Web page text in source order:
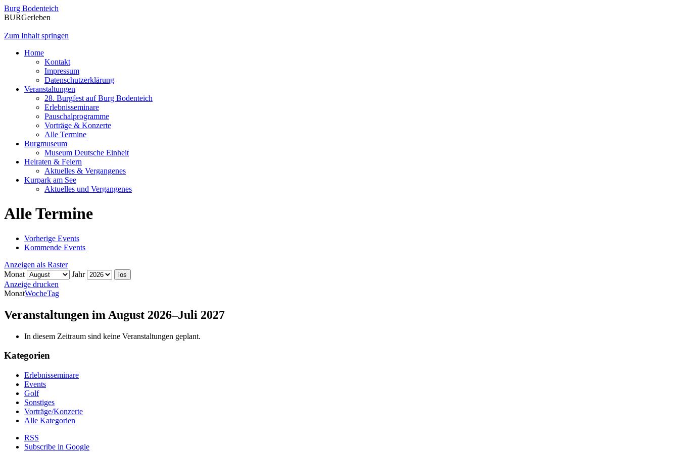
Burg Bodenteich
BURGerleben
Zum Inhalt springen
Home
Kontakt
Impressum
Datenschutzerklärung
Veranstaltungen
28. Burgfest auf Burg Bodenteich
Erlebnisseminare
Pauschalprogramme
Vorträge & Konzerte
Alle Termine
Burgmuseum
Museum Deutsche Einheit
Heiraten & Feiern
Aktuelles & Vergangenes
Kurpark am See
Aktuelles und Vergangenes
Alle Termine
Vorherige Events
Kommende Events
Anzeigen als Raster
Monat
Jahr
Anzeige drucken
MonatWocheTag
Veranstaltungen im August 2026–Juli 2027
In diesem Zeitraum sind keine Veranstaltungen geplant.
Kategorien
Erlebnisseminare
Events
Golf
Sonstiges
Vorträge/Konzerte
Alle Kategorien
RSS
Subscribe in Google